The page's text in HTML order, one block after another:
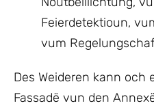
Feierdetektioun,
vum
Des Weideren kann och
Fassadë vun den